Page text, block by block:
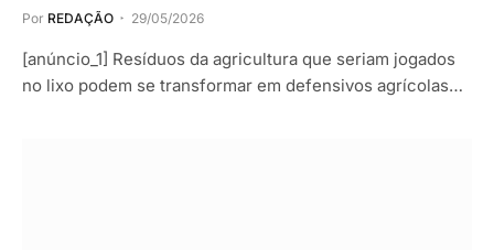
Por REDAÇÃO 29/05/2026
[anúncio_1] Resíduos da agricultura que seriam jogados
no lixo podem se transformar em defensivos agrícolas…